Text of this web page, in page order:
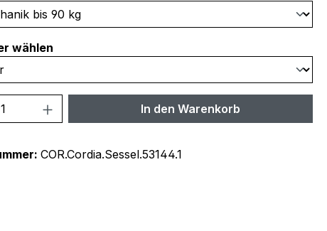
wählen
Anzahl: Gib den gewünschten Wert
In den Warenkorb
COR.Cordia.Sessel.53144.1